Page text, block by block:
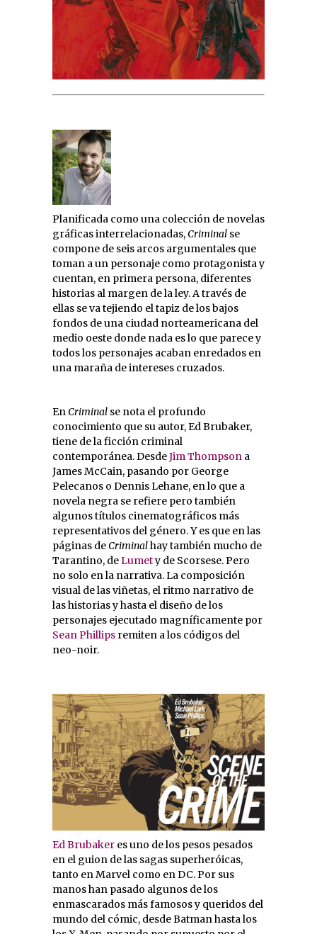
Planificada como una colección de novelas
gráficas interrelacionadas,Criminal se
compone de seis arcos argumentales que
toman a un personaje como protagonista y
cuentan, en primera persona, diferentes
historias al margen de la ley. A través de
ellas se va tejiendo el tapiz de los bajos
fondos de una ciudad norteamericana del
medio oeste donde nada es lo que parece y
todos los personajes acaban enredados en
una maraña de intereses cruzados.
EnCriminal se nota el profundo
conocimiento que su autor, Ed Brubaker,
tiene de la ficción criminal
contemporánea. DesdeJim Thompson a
James McCain, pasando por George
Pelecanos o Dennis Lehane, en lo que a
novela negra se refiere pero también
algunos títulos cinematográficos más
representativos del género. Y es que en las
páginas deCriminalhay también mucho de
Tarantino, deLumety de Scorsese. Pero
no solo en la narrativa. La composición
visual de las viñetas, el ritmo narrativo de
las historias y hasta el diseño de los
personajes ejecutado magníficamente por
Sean Phillips remiten a los códigos del
neo-noir.
Ed Brubaker es uno de los pesos pesados
en el guion de las sagas superheróicas,
tanto en Marvel como en DC. Por sus
manos han pasado algunos de los
enmascarados más famosos y queridos del
mundo del cómic, desde Batman hasta los